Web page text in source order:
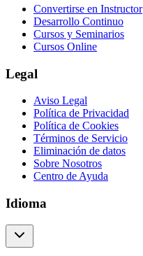
Convertirse en Instructor
Desarrollo Continuo
Cursos y Seminarios
Cursos Online
Legal
Aviso Legal
Política de Privacidad
Política de Cookies
Términos de Servicio
Eliminación de datos
Sobre Nosotros
Centro de Ayuda
Idioma